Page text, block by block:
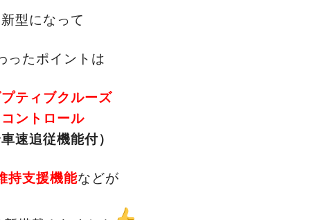
新型になって
ったポイントは
ティブクルーズ
コントロール
速追従機能付）
持支援機能などが